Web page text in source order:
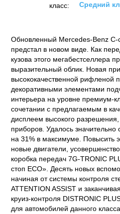
класс:
Средний
Обновленный Mercedes-Benz C-
предстал в новом виде. Как
кузова этого мегабестселлера
выразительный облик. Новая
высококачественной рифленой
декоративными элементами
интерьера на уровне премиум-
сочетании с предлагаемым в
дисплеем высокого
приборов. Удалось значительно
на 31% в максимуме. Повысить
новые двигатели,
коробка передач 7G-TRONIC
стоп ECO». Десять новых
начиная от системы контроля
ATTENTION ASSIST и
круиз-контроля DISTRONIC
для автомобилей данного